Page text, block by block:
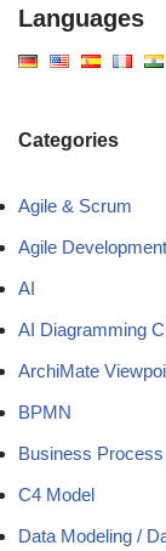
Languages
Categories
Agile & Scrum
Agile Development
AI
AI Diagramming
ArchiMate
BPMN
Business
C4 Model
Data Modeling /